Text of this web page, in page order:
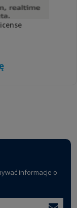
informacje o